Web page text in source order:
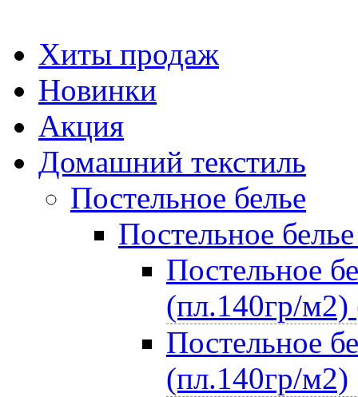
Хиты продаж
Новинки
Акция
Домашний текстиль
Постельное белье
Постельное
Постельное
(пл.140гр/м2)
Постельное
(пл.140гр/м2)